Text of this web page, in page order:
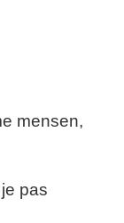
mensen,
pas